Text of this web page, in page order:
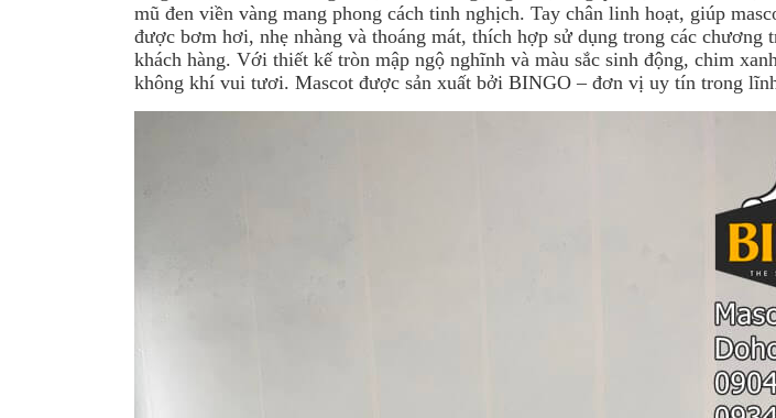
mũ đen viền vàng mang phong cách tinh nghịch. Tay chân linh hoạt, giúp
được bơm hơi, nhẹ nhàng và thoáng mát, thích hợp sử dụng trong các
khách hàng. Với thiết kế tròn mập ngộ nghĩnh và màu sắc sinh động, chim
không khí vui tươi. Mascot được sản xuất bởi BINGO – đơn vị uy tín trong